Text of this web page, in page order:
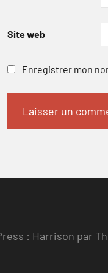
Site web
Enregistrer mon
: Harrison par